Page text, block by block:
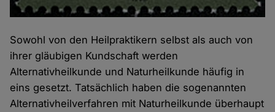
Sowohl von den Heilpraktikern selbst als auch von
ihrer gläubigen Kundschaft werden
Alternativheilkunde und Naturheilkunde häufig in
eins gesetzt. Tatsächlich haben die sogenannten
Alternativheilverfahren mit Naturheilkunde überhaupt